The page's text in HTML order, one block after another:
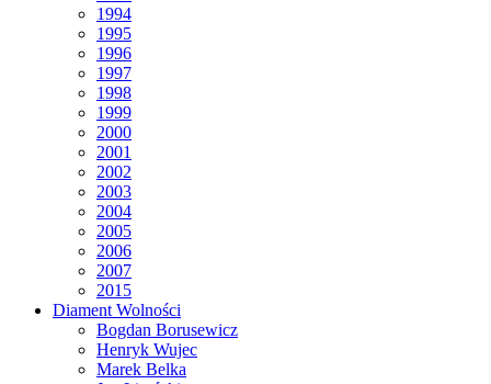
1994
1995
1996
1997
1998
1999
2000
2001
2002
2003
2004
2005
2006
2007
2015
Diament Wolności
Bogdan Borusewicz
Henryk Wujec
Marek Belka